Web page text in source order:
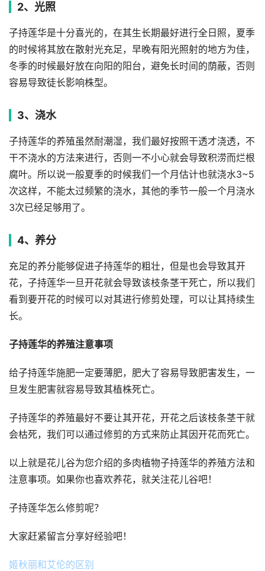
2、光照
子持莲华是十分喜光的，在其生长期最好进行全日照，夏季
的时候将其放在散射光充足，早晚有阳光照射的地方为佳，
冬季的时候最好放在向阳的阳台，避免长时间的荫蔽，否则
容易导致徒长影响株型。
3、浇水
子持莲华的养殖虽然耐潮湿，我们最好按照干透才浇透，不
干不浇水的方法来进行，否则一不小心就会导致积涝而烂根
腐叶。所以说一般夏季的时候我们一个月估计也就浇水3~5
次这样，不能太过频繁的浇水，其他的季节一般一个月浇水
3次已经足够用了。
4、养分
充足的养分能够促进子持莲华的粗壮，但是也会导致其开
花，子持莲华一旦开花就会导致该枝条茎干死亡，所以我们
看到要开花的时候可以对其进行修剪处理，可以让其持续生
长。
子持莲华的养殖注意事项
给子持莲华施肥一定要薄肥，肥大了容易导致肥害发生，一
旦发生肥害就容易导致其植株死亡。
子持莲华的养殖最好不要让其开花，开花之后该枝条茎干就
会枯死，我们可以通过修剪的方式来防止其因开花而死亡。
以上就是花儿谷为您介绍的多肉植物子持莲华的养殖方法和
注意事项。如果你也喜欢养花，就关注花儿谷吧！
子持莲华怎么修剪呢？
大家赶紧留言分享好经验吧！
姬秋丽和艾伦的区别